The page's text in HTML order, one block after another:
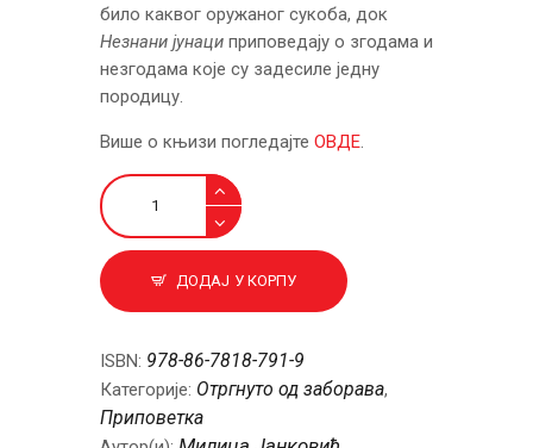
било каквог оружаног сукоба, док
Незнани јунаци приповедају о згодама и
незгодама које су задесиле једну
породицу.
Више о књизи погледајте ОВДЕ.
Калуђeр
из
Русије
и
друге
количина
ДОДАЈ У КОРПУ
ISBN: 978-86-7818-791-9
Категорије: Отргнуто од заборава,
Приповетка